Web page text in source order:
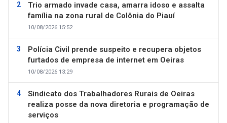
Trio armado invade casa, amarra idoso e assalta
família na zona rural de Colônia do Piauí
10/08/2026 15:52
Polícia Civil prende suspeito e recupera objetos
furtados de empresa de internet em Oeiras
10/08/2026 13:29
Sindicato dos Trabalhadores Rurais de Oeiras
realiza posse da nova diretoria e programação de
serviços